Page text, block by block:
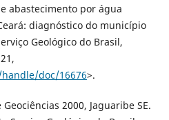
abastecimento por água
diagnóstico do município
Geológico do Brasil,
doc/16676>.
2000, Jaguaribe SE.